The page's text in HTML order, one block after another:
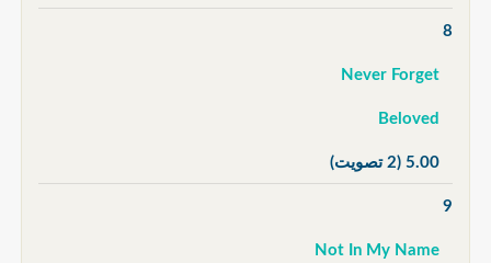
8
Never Forget
Beloved
5.00 (2 تصويت)
9
Not In My Name